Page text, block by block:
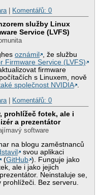
| Komentářů: 0
služby Linux
Service (LVFS)
oznámil
, že službu
Firmware Service (LVFS)
firmware
s Linuxem, nově
společnost NVIDIA .
| Komentářů: 0
prohlížeč fotek, ale i
a prezentátor
software
na blogu zaměstnanců
svou aplikaci
(GitHub ). Funguje jako
ale i jako jejich
Neinstaluje se,
prohlížeči. Bez serveru.